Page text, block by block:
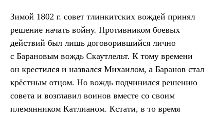
Зимой 1802 г. совет тлинкитских вождей принял
решение начать войну. Противником боевых
действий был лишь договорившийся лично
с Барановым вождь Скаутлельт. К тому времени
он крестился и назвался Михаилом, а Баранов стал
крёстным отцом. Но вождь подчинился решению
совета и возглавил воинов вместе со своим
племянником Катлианом. Кстати, в то время